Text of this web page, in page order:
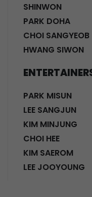
SHINWON
PARK DOHA
CHOI SANGYEOB
HWANG SIWON
PARK MISUN
LEE SANGJUN
KIM MINJUNG
CHOI HEE
KIM SAEROM
LEE JOOYOUNG